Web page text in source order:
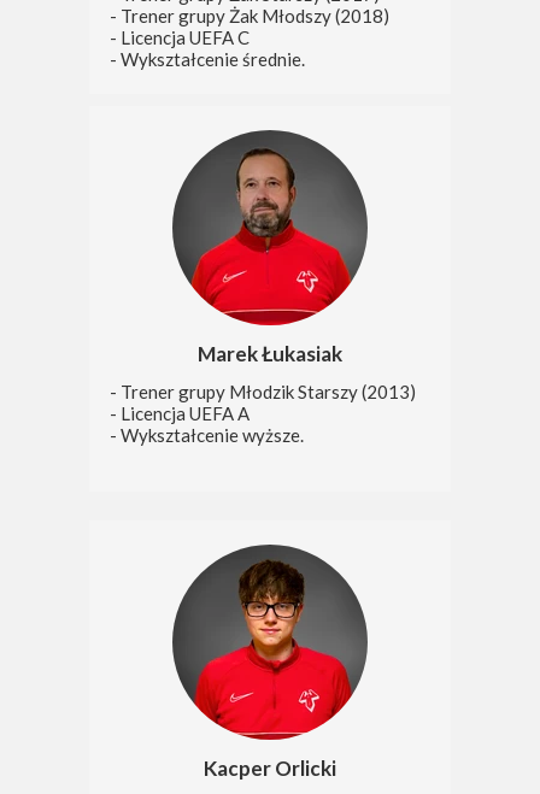
Kacper Orlicki
Marek Łukasiak
- Trener grupy Młodzik Starszy (2013)
- Licencja UEFA A
- Wykształcenie wyższe.
- Trener grupy Żak Młodszy (2018)
- Licencja UEFA C
- Wykształcenie średnie.